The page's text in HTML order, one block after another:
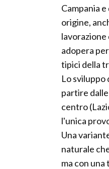
Campania
origine,
lavorazione
adopera
tipici della
Lo
partire dalle
centro
l'unica
Una
naturale
ma con